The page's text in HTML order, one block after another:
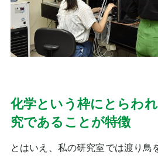
化学という枠にとらわ
究であることが特徴
とはいえ、私の研究室では渡り鳥